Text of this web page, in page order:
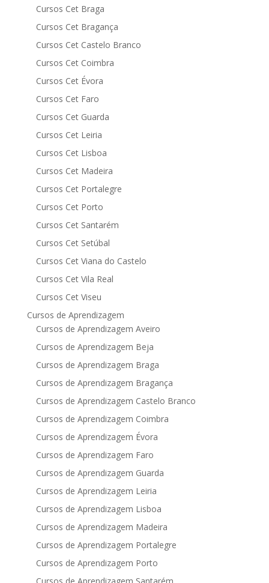
Cursos Cet Braga
Cursos Cet Bragança
Cursos Cet Castelo Branco
Cursos Cet Coimbra
Cursos Cet Évora
Cursos Cet Faro
Cursos Cet Guarda
Cursos Cet Leiria
Cursos Cet Lisboa
Cursos Cet Madeira
Cursos Cet Portalegre
Cursos Cet Porto
Cursos Cet Santarém
Cursos Cet Setúbal
Cursos Cet Viana do Castelo
Cursos Cet Vila Real
Cursos Cet Viseu
Cursos de Aprendizagem
Cursos de Aprendizagem Aveiro
Cursos de Aprendizagem Beja
Cursos de Aprendizagem Braga
Cursos de Aprendizagem Bragança
Cursos de Aprendizagem Castelo Branco
Cursos de Aprendizagem Coimbra
Cursos de Aprendizagem Évora
Cursos de Aprendizagem Faro
Cursos de Aprendizagem Guarda
Cursos de Aprendizagem Leiria
Cursos de Aprendizagem Lisboa
Cursos de Aprendizagem Madeira
Cursos de Aprendizagem Portalegre
Cursos de Aprendizagem Porto